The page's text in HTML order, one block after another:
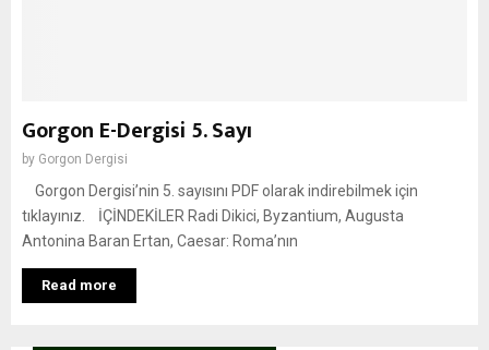
Gorgon E-Dergisi 5. Sayı
by Gorgon Dergisi
Gorgon Dergisi’nin 5. sayısını PDF olarak indirebilmek için
tıklayınız. İÇİNDEKİLER Radi Dikici, Byzantium, Augusta
Antonina Baran Ertan, Caesar: Roma’nın
Read more